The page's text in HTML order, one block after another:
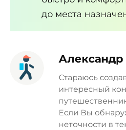
до места
Александр
Стараюсь
интересный
Если Вы
неточности в